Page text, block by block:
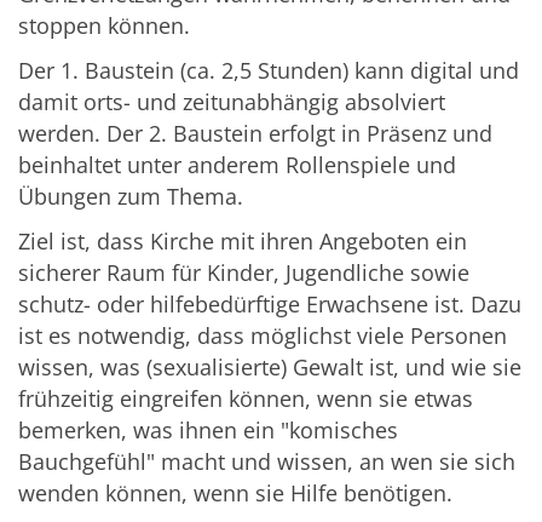
stoppen können.
Der 1. Baustein (ca. 2,5 Stunden) kann digital und
damit orts- und zeitunabhängig absolviert
werden. Der 2. Baustein erfolgt in Präsenz und
beinhaltet unter anderem Rollenspiele und
Übungen zum Thema.
Ziel ist, dass Kirche mit ihren Angeboten ein
sicherer Raum für Kinder, Jugendliche sowie
schutz- oder hilfebedürftige Erwachsene ist. Dazu
ist es notwendig, dass möglichst viele Personen
wissen, was (sexualisierte) Gewalt ist, und wie sie
frühzeitig eingreifen können, wenn sie etwas
bemerken, was ihnen ein "komisches
Bauchgefühl" macht und wissen, an wen sie sich
wenden können, wenn sie Hilfe benötigen.